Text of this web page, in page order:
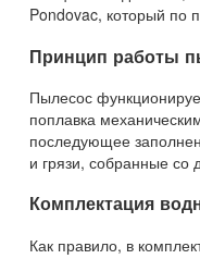
Pondovac, который по
Принцип работы
Пылесос
поплавка
последующее
и грязи, собранные
Комплектация
Как правило, в